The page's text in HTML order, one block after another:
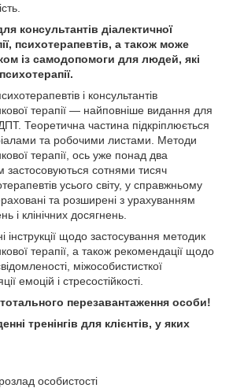
консультантів діалектичної
психотерапевтів, а також може
із самодопомоги для людей, які
і консультантів
терапії — найповніше видання для
Теоретична частина підкріплюється
та робочими листами. Методи
терапії, ось уже понад два
застосовуються сотнями тисяч
усього світу, у справжньому
та розширені з урахуванням
і клінічних досягнень.
інструкції щодо застосування методик
терапії, а також рекомендації щодо
міжособистисткої
емоцій і стресостійкості.
перезавантаження особи!
тренінгів для клієнтів, у яких
особистості